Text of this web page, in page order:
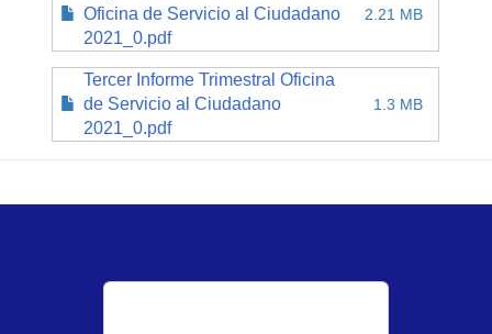
Oficina de Servicio al Ciudadano
2021_0.pdf
2.21 MB
Tercer Informe Trimestral Oficina
de Servicio al Ciudadano
2021_0.pdf
1.3 MB